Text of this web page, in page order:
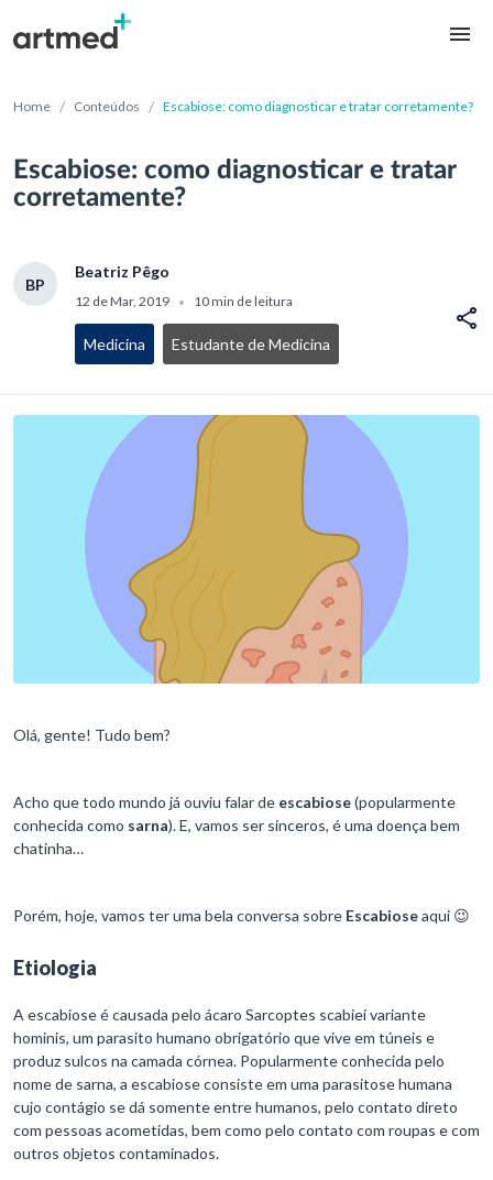
Home / Conteúdos / Escabiose: como diagnosticar e tratar corretamente?
Escabiose: como diagnosticar e tratar
corretamente?
BP
Beatriz Pêgo
12 de Mar, 2019 • 10 min de leitura
Medicina Estudante de Medicina
Olá, gente! Tudo bem?
Acho que todo mundo já ouviu falar de escabiose(popularmente
conhecida como sarna). E, vamos ser sinceros, é uma doença bem
chatinha…
Porém, hoje, vamos ter uma bela conversa sobre Escabioseaqui 😉
Etiologia
A escabiose é causada pelo ácaro Sarcoptes scabiei variante
hominis, um parasito humano obrigatório que vive em túneis e
produz sulcos na camada córnea. Popularmente conhecida pelo
nome de sarna, a escabiose consiste em uma parasitose humana
cujo contágio se dá somente entre humanos, pelo contato direto
com pessoas acometidas, bem como pelo contato com roupas e com
outros objetos contaminados.